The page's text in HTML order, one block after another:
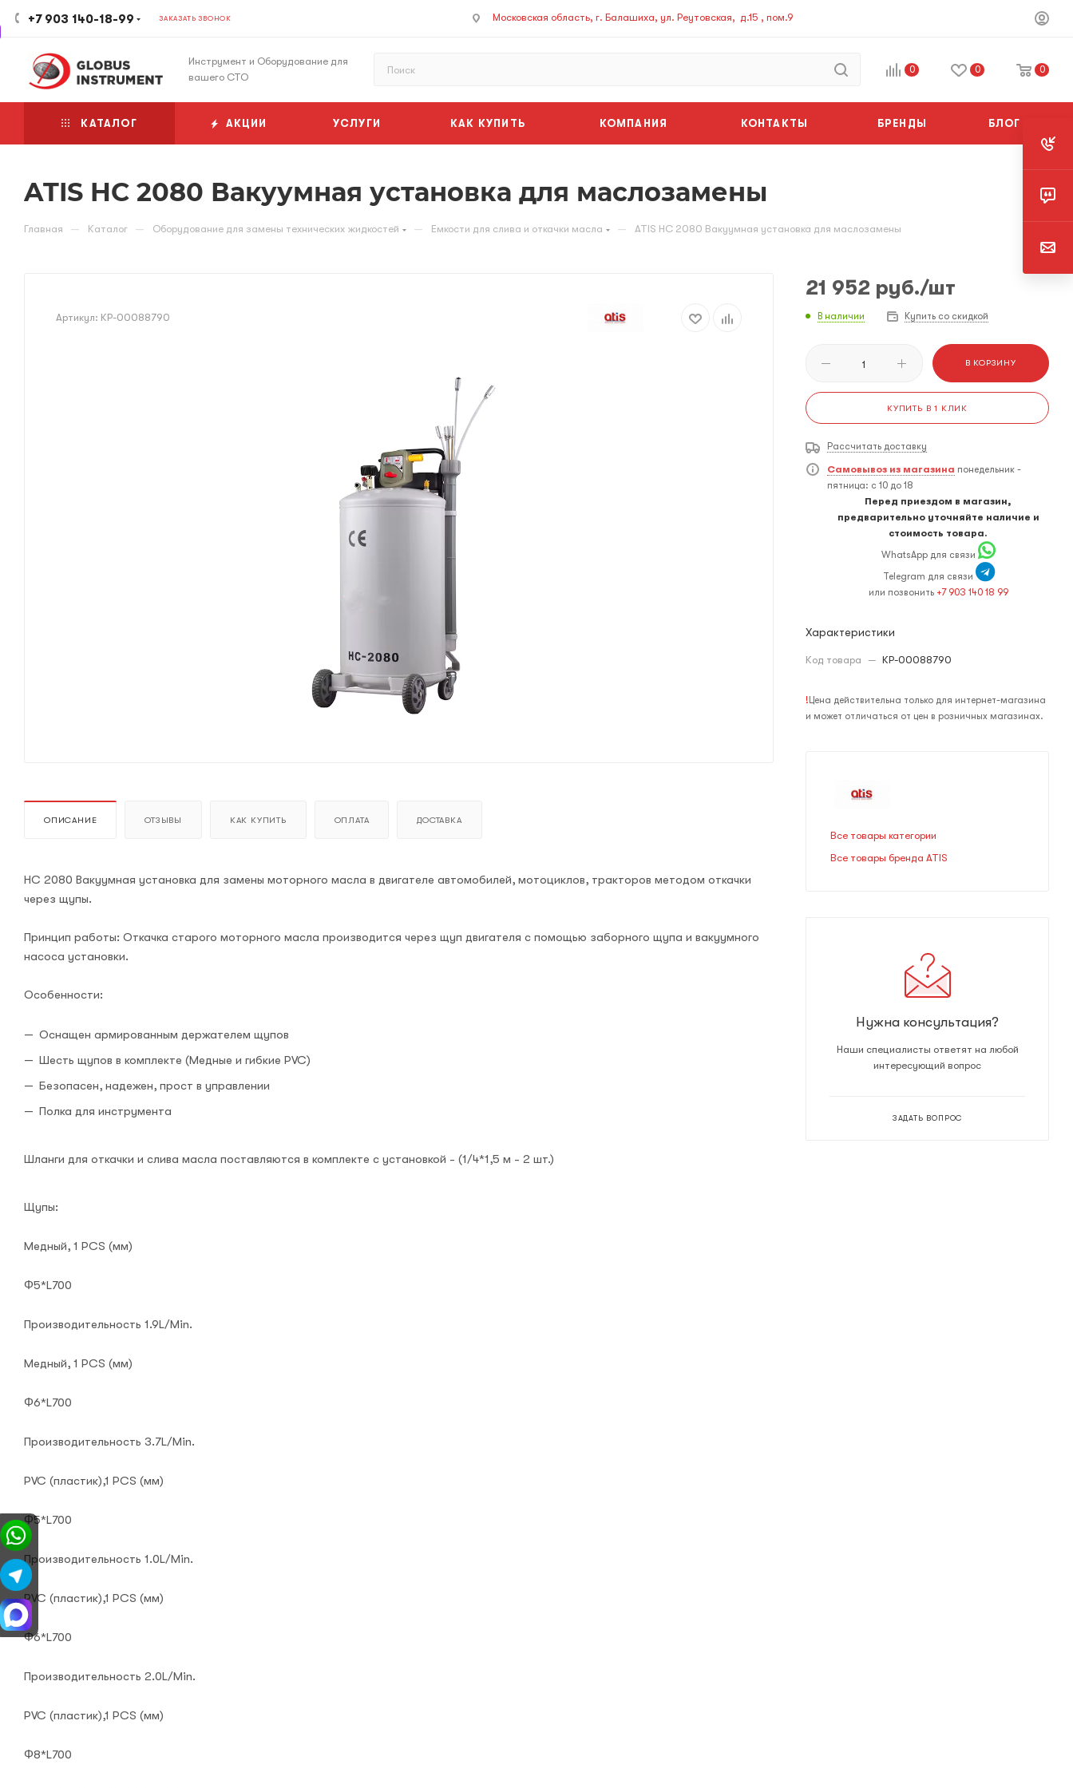
+7 903 140-18-99 ЗАКАЗАТЬ ЗВОНОК Московская область, г. Балашиха, ул. Реутовская, д.15 , пом.9
Инструмент и Оборудование для
вашего СТО
0 0 0
КАТАЛОГ АКЦИИ УСЛУГИ КАК КУПИТЬ КОМПАНИЯ КОНТАКТЫ БРЕНДЫ БЛОГ
ATIS HC 2080 Вакуумная установка для маслозамены
Главная — Каталог — Оборудование для замены технических жидкостей — Емкости для слива и откачки масла — ATIS HC 2080 Вакуумная установка для маслозамены
Артикул: КР-00088790
ОПИСАНИЕ ОТЗЫВЫ КАК КУПИТЬ ОПЛАТА ДОСТАВКА
НС 2080 Вакуумная установка для замены моторного масла в двигателе автомобилей, мотоциклов, тракторов методом откачки
через щупы.
Принцип работы: Откачка старого моторного масла производится через щуп двигателя с помощью заборного щупа и вакуумного
насоса установки.
Особенности:
Оснащен армированным держателем щупов
Шесть щупов в комплекте (Медные и гибкие PVC)
Безопасен, надежен, прост в управлении
Полка для инструмента
Шланги для откачки и слива масла поставляются в комплекте с установкой - (1/4*1,5 м - 2 шт.)
Щупы:
Медный, 1 PCS (мм)
Φ5*L700
Производительность 1.9L/Min.
Медный, 1 PCS (мм)
Φ6*L700
Производительность 3.7L/Min.
PVC (пластик),1 PCS (мм)
Φ5*L700
Производительность 1.0L/Min.
PVC (пластик),1 PCS (мм)
Φ6*L700
Производительность 2.0L/Min.
PVC (пластик),1 PCS (мм)
Φ8*L700
21 952 руб./шт
В наличии Купить со скидкой
В КОРЗИНУ
КУПИТЬ В 1 КЛИК
Рассчитать доставку
Самовывоз из магазина понедельник -
пятница: с 10 до 18
Перед приездом в магазин,
предварительно уточняйте наличие и
стоимость товара.
WhatsApp для связи
Telegram для связи
или позвонить +7 903 140 18 99
Характеристики
Код товара — КР-00088790
! Цена действительна только для интернет-магазина
и может отличаться от цен в розничных магазинах.
Все товары категории
Все товары бренда ATIS
Нужна консультация?
Наши специалисты ответят на любой
интересующий вопрос
ЗАДАТЬ ВОПРОС